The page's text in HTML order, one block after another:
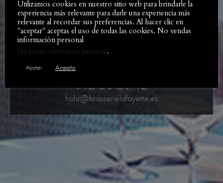
Brasserie LaFayette
Calle Recaredo, 2
912 60 69 12
hola@brasserielafayette.es
Utilizamos cookies en nuestro sitio web para brindarle la
experiencia más relevante para darle una experiencia más
relevante al recordar sus preferencias. Al hacer clic en
"aceptar" aceptas el uso de todas las cookies. No vendas
información personal
No enviar información personal .
Ajustar Acepto